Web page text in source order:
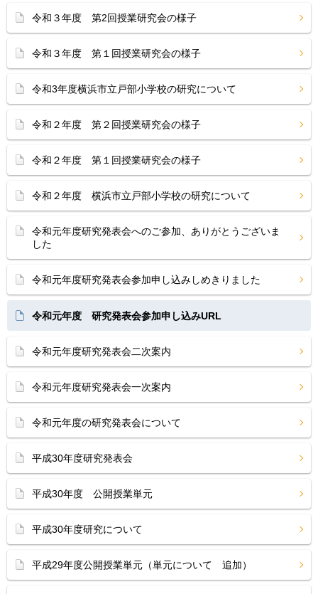
令和３年度 第2回授業研究会の様子
令和３年度 第１回授業研究会の様子
令和3年度横浜市立戸部小学校の研究について
令和２年度 第２回授業研究会の様子
令和２年度 第１回授業研究会の様子
令和２年度 横浜市立戸部小学校の研究について
令和元年度研究発表会へのご参加、ありがとうございま
した
令和元年度研究発表会参加申し込みしめきりました
令和元年度 研究発表会参加申し込みURL
令和元年度研究発表会二次案内
令和元年度研究発表会一次案内
令和元年度の研究発表会について
平成30年度研究発表会
平成30年度 公開授業単元
平成30年度研究について
平成29年度公開授業単元（単元について 追加）